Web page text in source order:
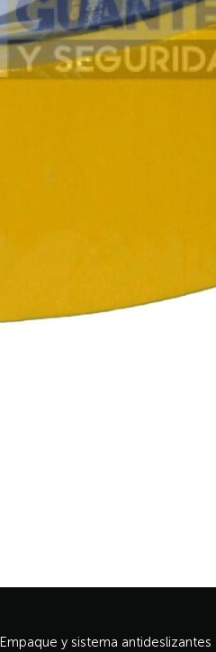
Empaque y sistema antideslizantes